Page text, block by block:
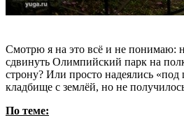
Смотрю я на это всё и не понимаю:
сдвинуть Олимпийский парк на
строну? Или просто надеялись
кладбище с землёй, но не
По теме: